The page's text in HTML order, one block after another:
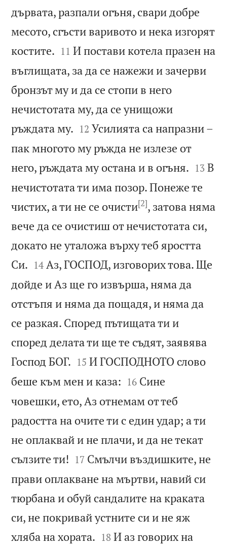
дървата, разпали огъня, свари добре
месото, сгъсти варивото и нека изгорят
костите. 

11 И постави котела празен на
въглищата, за да се нажежи и зачерви
бронзът му и да се стопи в него
нечистотата му, да се унищожи
ръждата му. 

12 Усилията са напразни –
пак многото му ръжда не излезе от
него, ръждата му остана и в огъня. 

13 В
нечистотата ти има позор. Понеже те
чистих, а ти не се очисти[2], затова няма
вече да се очистиш от нечистотата си,
докато не уталожа върху теб яростта
Си. 

14 Аз, ГОСПОД, изговорих това. Ще
дойде и Аз ще го извърша, няма да
отстъпя и няма да пощадя, и няма да
се разкая. Според пътищата ти и
според делата ти ще те съдят, заявява
Господ БОГ. 

15 И ГОСПОДНОТО слово
беше към мен и каза: 

16 Сине
човешки, ето, Аз отнемам от теб
радостта на очите ти с един удар; а ти
не оплаквай и не плачи, и да не текат
сълзите ти! 

17 Смълчи въздишките, не
прави оплакване на мъртви, навий си
тюрбана и обуй сандалите на краката
си, не покривай устните си и не яж
хляба на хората. 

18 И аз говорих на